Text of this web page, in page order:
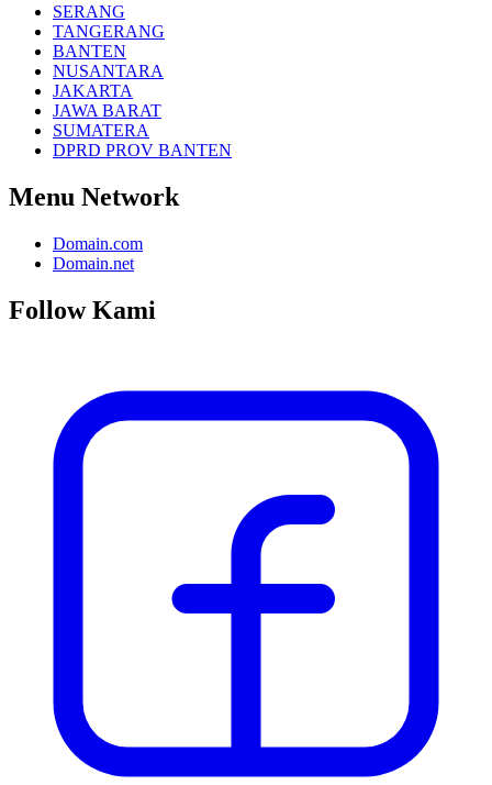
SERANG
TANGERANG
BANTEN
NUSANTARA
JAKARTA
JAWA BARAT
SUMATERA
DPRD PROV BANTEN
Menu Network
Domain.com
Domain.net
Follow Kami